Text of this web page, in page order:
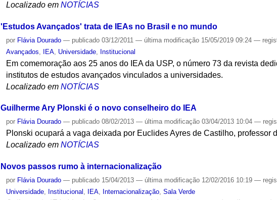
Localizado em NOTÍCIAS
'Estudos Avançados' trata de IEAs no Brasil e no mundo
por Flávia Dourado — publicado 03/12/2011— última modificação 15/05/2019 09:24—
Avançados
IEA Universidade Institucional
Em comemoração aos 25 anos do IEA da USP, o número 73 da revista
institutos de estudos avançados vinculados a universidades.
Localizado em NOTÍCIAS
Guilherme Ary Plonski é o novo conselheiro do IEA
por Flávia Dourado — publicado 08/02/2013— última modificação 03/04/2013 10:04—
Plonski ocupará a vaga deixada por Euclides Ayres de Castilho, professor
Localizado em NOTÍCIAS
Novos passos rumo à internacionalização
por Flávia Dourado — publicado 15/04/2013— última modificação 12/02/2016 10:19—
Universidade, Institucional , IEA, Internacionalização,Sala Verde